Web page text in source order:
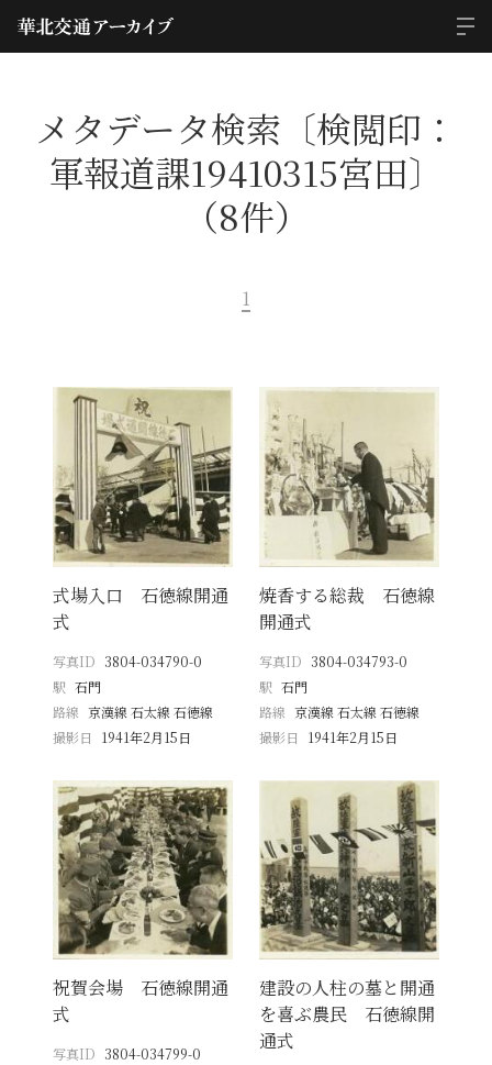
メタデータ検索〔検閲印：
軍報道課19410315宮田〕
（8件）
1
式場入口 石徳線開通
式
写真ID 3804-034790-0
駅 石門
路線 京漢線 石太線 石徳線
撮影日
1941年2月15日
焼香する総裁 石徳線
開通式
写真ID 3804-034793-0
駅 石門
路線 京漢線 石太線 石徳線
撮影日
1941年2月15日
祝賀会場 石徳線開通
式
写真ID 3804-034799-0
建設の人柱の墓と開通
を喜ぶ農民 石徳線開
通式